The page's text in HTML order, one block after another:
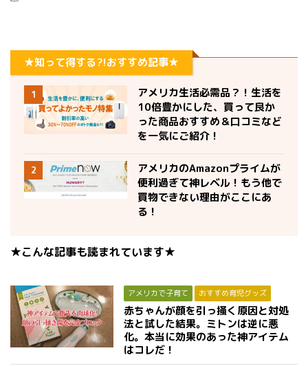
★知って得する?!おすすめ記事★
1
アメリカ生活必需品？！生活を
10倍豊かにした、買って良か
った商品おすすめ＆口コミなど
を一気にご紹介！
2
アメリカのAmazonプライムが
便利過ぎて神レベル！もう他で
買物できない理由がここにあ
る！
★こんな記事も読まれています★
アメリカで子育て おすすめ育児グッズ
赤ちゃんが顔を引っ掻く原因と対処
法と試した結果。ミトンは逆に悪
化。本当に効果のあった神アイテム
はコレだ！